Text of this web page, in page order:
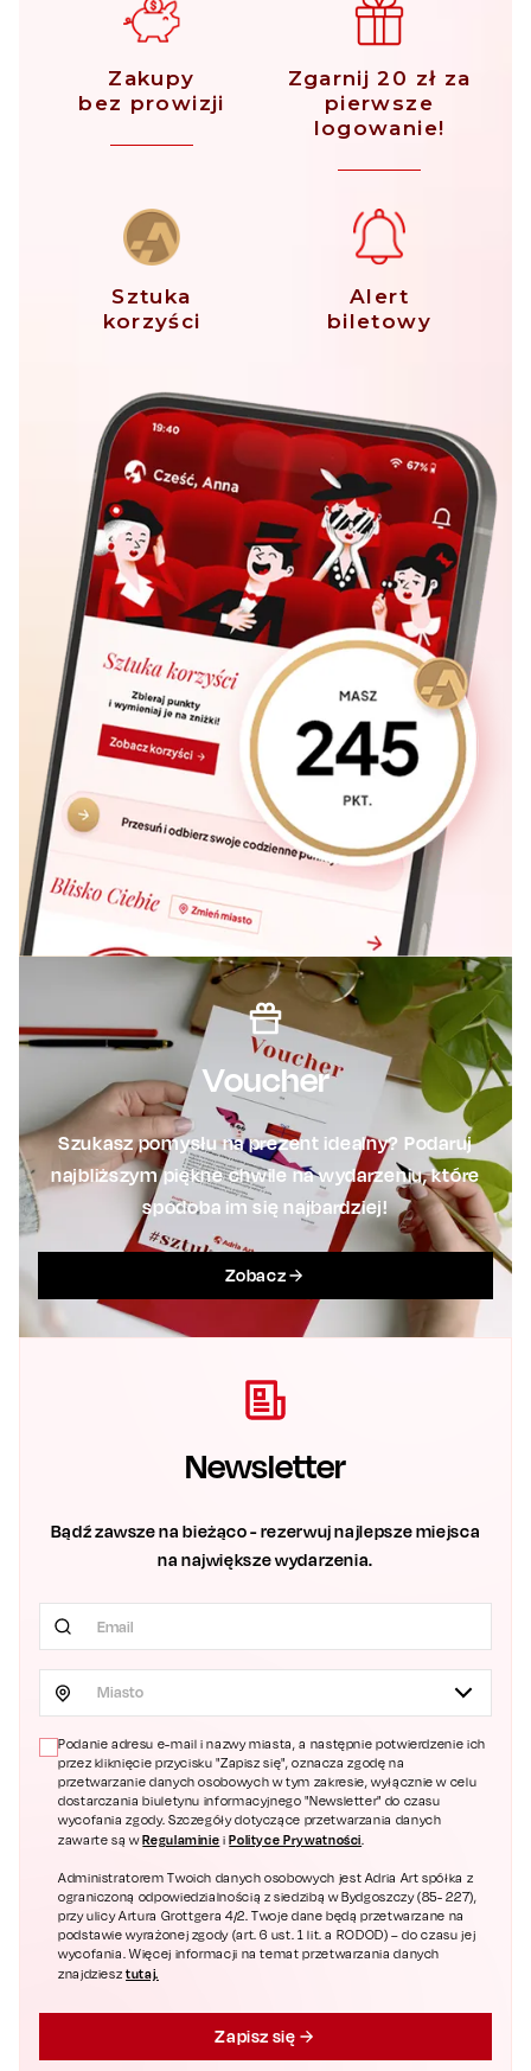
Zakupy
bez prowizji
Zgarnij 20 zł za
pierwsze
logowanie!
Sztuka
korzyści
Alert
biletowy
Voucher
Szukasz pomysłu na prezent idealny? Podaruj
najbliższym piękne chwile na wydarzeniu, które
spodoba im się najbardziej!
Zobacz
Newsletter
Bądź zawsze na bieżąco - rezerwuj najlepsze miejsca
na największe wydarzenia.
Miasto
Podanie adresu e-mail i nazwy miasta, a następnie potwierdzenie ich
przez kliknięcie przycisku "Zapisz się", oznacza zgodę na
przetwarzanie danych osobowych w tym zakresie, wyłącznie w celu
dostarczania biuletynu informacyjnego "Newsletter" do czasu
wycofania zgody. Szczegóły dotyczące przetwarzania danych
zawarte są wRegulaminie i Polityce Prywatności.
Administratorem Twoich danych osobowych jest Adria Art spółka z
ograniczoną odpowiedzialnością z siedzibą w Bydgoszczy (85- 227),
przy ulicy Artura Grottgera 4/2. Twoje dane będą przetwarzane na
podstawie wyrażonej zgody (art. 6 ust. 1 lit. a RODOD) – do czasu jej
wycofania. Więcej informacji na temat przetwarzania danych
znajdziesztutaj.
Zapisz się